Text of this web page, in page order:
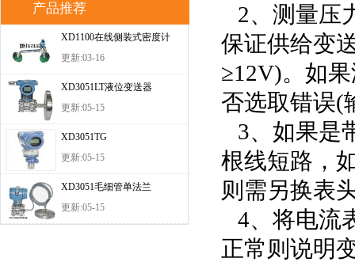
产品推荐
XD1100在线侧装式密度计
更新:03-16
XD3051LT液位变送器
更新:05-15
XD3051TG
更新:05-15
XD3051毛细管单法兰
更新:05-15
2、测量压
保证供给变
≥12V)。如
否选取错误(
3、如果是
根线短路，
则需另换表
4、将电流
正常则说明